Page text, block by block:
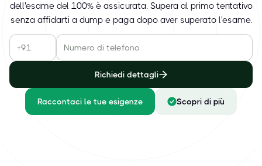
dell'esame del 100% è assicurata. Supera al primo tentativo
senza affidarti a dump e paga dopo aver superato l'esame.
Richiedi dettagli
Raccontaci le tue esigenze Scopri di più